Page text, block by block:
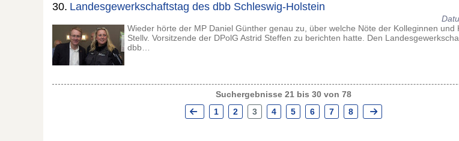
30. Landesgewerkschaftstag des dbb Schleswig-Holstein
Wieder hörte der MP Daniel Günther genau zu, über welche Nöte der Kolleginnen und
Stellv. Vorsitzende der DPolG Astrid Steffen zu berichten hatte. Den
dbb…
Suchergebnisse 21 bis 30 von 78
1
2 3 4 5 6 7 8